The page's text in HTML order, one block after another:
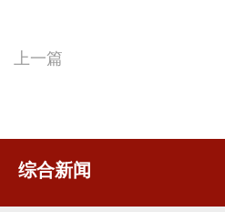
上一篇
综合新闻